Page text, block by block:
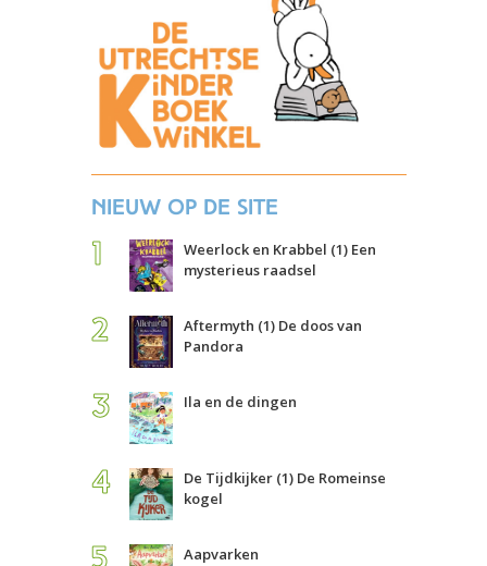
Nieuw op de site
Weerlock en Krabbel (1) Een
mysterieus raadsel
Aftermyth (1) De doos van
Pandora
Ila en de dingen
De Tijdkijker (1) De Romeinse
kogel
Aapvarken